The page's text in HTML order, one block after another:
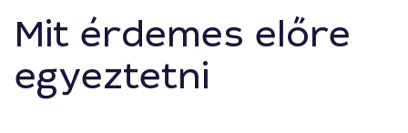
Mit érdemes előre
egyeztetni